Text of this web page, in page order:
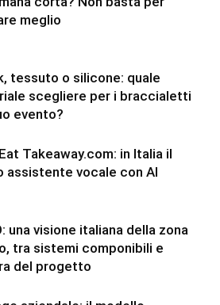
meglio
tessuto o silicone: quale
scegliere per i braccialetti
evento?
Takeaway.com: in Italia il
assistente vocale con AI
una visione italiana della zona
tra sistemi componibili e
del progetto